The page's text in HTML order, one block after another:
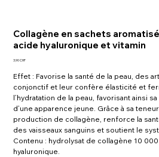
Collagène en sachets
acide hyaluronique et vitamin
Prix
3,90 CHF
Effet : Favorise la santé de la peau, des
conjonctif et leur confère élasticité et
l’hydratation de la peau, favorisant ainsi
d’une apparence jeune. Grâce à sa
production de collagène, renforce la
des vaisseaux sanguins et soutient le
Contenu : hydrolysat de collagène 10
hyaluronique.